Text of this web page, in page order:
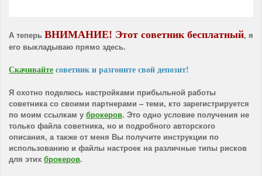
А теперь ВНИМАНИЕ! Этот советник бесплатный, я
его выкладываю прямо здесь.
Скачивайте советник и разгоните свой депозит!
Я охотно поделюсь настройками прибыльной работы
советника со своими партнерами – теми, кто зарегистрируется
по моим ссылкам у брокеров. Это одно условие получения не
только файла советника, но и подробного авторского
описания, а также от меня Вы получите инструкции по
использованию и файлы настроек на различные типы рисков
для этих брокеров.